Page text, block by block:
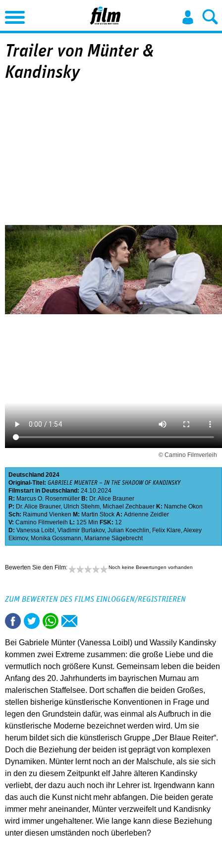
Jump to Navigation
Trailer von Münter &
Kandinsky
© Camino Filmverleih
Deutschland 2024
Original-Titel: GABRIELE MUENTER – IN THE SHADOW OF KANDINSKY
Filmstart in Deutschland: 24.10.2024
R: Marcus O. Rosenmüller B: Dr. Alice Brauner
P: Dr. Alice Brauner, Ulrich Stiehm, Michael Zechbauer K: Namche Okon
Sch: Raimund Vienken M: Martin Stock A: Adrienne Zeidler
V: Camino Filmverleih L: 125 Min FSK: 12
D: Vanessa Loibl , Vladimir Burlakov, Julian Koechlin, Felix Klare,Alexey
Ekimov, Monika Gossmann, Marianne Sägebrecht
Bewerten Sie den Film: Noch keine Bewertungen vorhanden
ZUM BEWERTEN DES FILMS EINLOGGEN/REGISTRIEREN
Bei Gabriele Münter (Vanessa Loibl) und Wassily Kandinsky
kommen zwei Extreme zusammen: die große Liebe und die
vermutlich noch größere Kunst. Gemeinsam leben die beiden
Anfang des 20. Jahrhunderts im bayrischen Murnau am
malerischen Staffelsee. Dort schaffen die beiden Großes,
stellen bisherige künstlerische Konventionen in Frage und
legen den Grundstein dafür, was einmal als Aufbruch in die
künstlerische Moderne bezeichnet werden wird. Um sie
herum bildet sich die künstlerisch Gruppe „Der Blaue Reiter“.
Doch die Beziehung der beiden ist geprägt von komplexen
Dynamiken. Münter lernt noch an der Malschule, als sie sich
in den zu diesem Zeitpunkt elf Jahre älteren Kandinsky
verliebt, der dazu auch noch ihr Lehrer ist. Irgendwann kann
das auch die Kunst nicht mehr abfangen. Die beiden gerate
immer mehr aneinander, Münter verzweifelt und Kandisnky
wird immer ungehaltener. Wie lange kann diese Beziehung
unter diesen umständen noch überleben?